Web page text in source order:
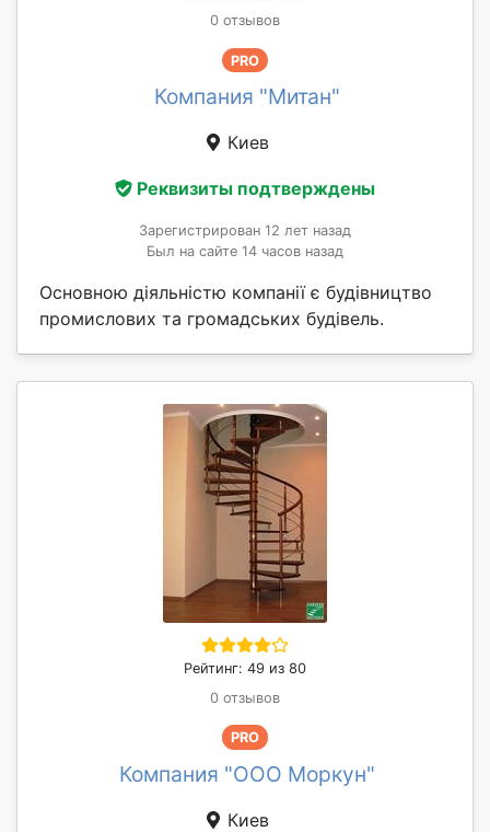
0 отзывов
PRO
Компания "Митан"
Киев
Реквизиты подтверждены
Зарегистрирован 12 лет назад
Был на сайте 14 часов назад
Основною діяльністю компанії є будівництво
промислових та громадських будівель.
Рейтинг: 49 из 80
0 отзывов
PRO
Компания "ООО Моркун"
Киев